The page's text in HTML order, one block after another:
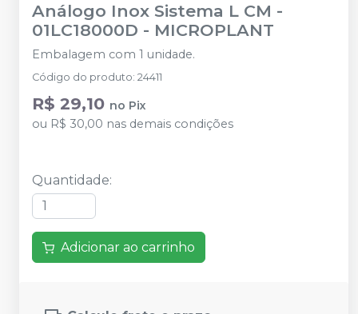
Análogo Inox Sistema L CM -
01LC18000D - MICROPLANT
Embalagem com 1 unidade.
Código do produto: 24411
R$ 29,10 no Pix
ou R$ 30,00 nas demais condições
Quantidade:
Adicionar ao carrinho